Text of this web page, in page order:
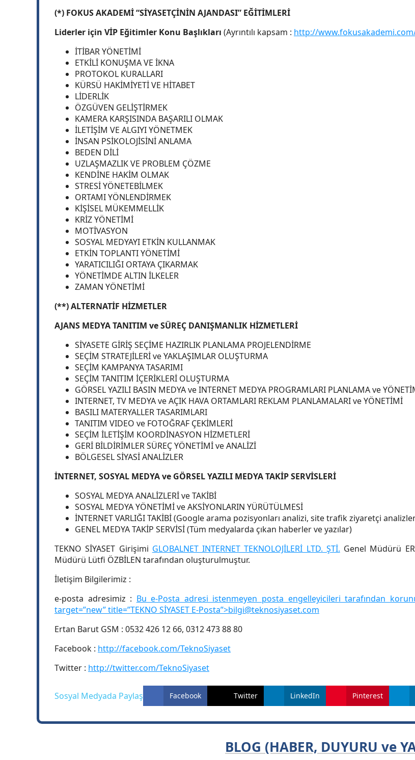
(*) FOKUS AKADEMİ “SİYASETÇİNİN AJANDASI” EĞİTİMLERİ
Liderler için VİP Eğitimler Konu Başlıkları (Ayrıntılı kapsam : http://
İTİBAR YÖNETİMİ
ETKİLİ KONUŞMA VE İKNA
PROTOKOL KURALLARI
KÜRSÜ HAKİMİYETİ VE HİTABET
LİDERLİK
ÖZGÜVEN GELİŞTİRMEK
KAMERA KARŞISINDA BAŞARILI OLMAK
İLETİŞİM VE ALGIYI YÖNETMEK
İNSAN PSİKOLOJİSİNİ ANLAMA
BEDEN DİLİ
UZLAŞMAZLIK VE PROBLEM ÇÖZME
KENDİNE HAKİM OLMAK
STRESİ YÖNETEBİLMEK
ORTAMI YÖNLENDİRMEK
KİŞİSEL MÜKEMMELLİK
KRİZ YÖNETİMİ
MOTİVASYON
SOSYAL MEDYAYI ETKİN KULLANMAK
ETKİN TOPLANTI YÖNETİMİ
YARATICILIĞI ORTAYA ÇIKARMAK
YÖNETİMDE ALTIN İLKELER
ZAMAN YÖNETİMİ
(**) ALTERNATİF HİZMETLER
AJANS MEDYA TANITIM ve SÜREÇ DANIŞMANLIK HİZMETLERİ
SİYASETE GİRİŞ SEÇİME HAZIRLIK PLANLAMA PROJELENDİRME
SEÇİM STRATEJİLERİ ve YAKLAŞIMLAR OLUŞTURMA
SEÇİM KAMPANYA TASARIMI
SEÇİM TANITIM İÇERİKLERİ OLUŞTURMA
GÖRSEL YAZILI BASIN MEDYA ve INTERNET MEDYA PROGRAMLARI PLANLAMA ve
INTERNET, TV MEDYA ve AÇIK HAVA ORTAMLARI REKLAM PLANLAMALARI ve YÖNETİMİ
BASILI MATERYALLER TASARIMLARI
TANITIM VIDEO ve FOTOĞRAF ÇEKİMLERİ
SEÇİM İLETİŞİM KOORDİNASYON HİZMETLERİ
GERİ BİLDİRİMLER SÜREÇ YÖNETİMİ ve ANALİZİ
BÖLGESEL SİYASİ ANALİZLER
İNTERNET, SOSYAL MEDYA ve GÖRSEL YAZILI MEDYA TAKİP SERVİSLERİ
SOSYAL MEDYA ANALİZLERİ ve TAKİBİ
SOSYAL MEDYA YÖNETİMİ ve AKSİYONLARIN YÜRÜTÜLMESİ
İNTERNET VARLIĞI TAKİBİ (Google arama pozisyonları analizi, site trafik ziyaretçi
GENEL MEDYA TAKİP SERVİSİ (Tüm medyalarda çıkan haberler ve yazılar)
TEKNO SİYASET Girişimi GLOBALNET INTERNET TEKNOLOJİLERİ LTD. ŞTİ. Genel Müdürü
Müdürü Lütfi ÖZBİLEN tarafından oluşturulmuştur.
İletişim Bilgilerimiz :
e-posta adresimiz : Bu e-Posta adresi istenmeyen posta engelleyicileri tarafından
target=”new” title=”TEKNO SİYASET E-Posta”>bilgi@teknosiyaset.com
Ertan Barut GSM : 0532 426 12 66, 0312 473 88 80
Facebook : http://facebook.com/TeknoSiyaset
Twitter : http://twitter.com/TeknoSiyaset
Sosyal Medyada Paylaş Facebook Twitter LinkedIn Pinterest
BLOG (HABER, DUYURU ve